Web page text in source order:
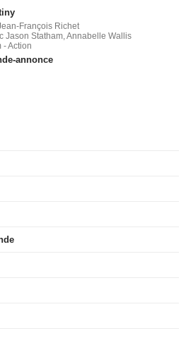
François Richet
Jason Statham, Annabelle Wallis
- Action
annonce